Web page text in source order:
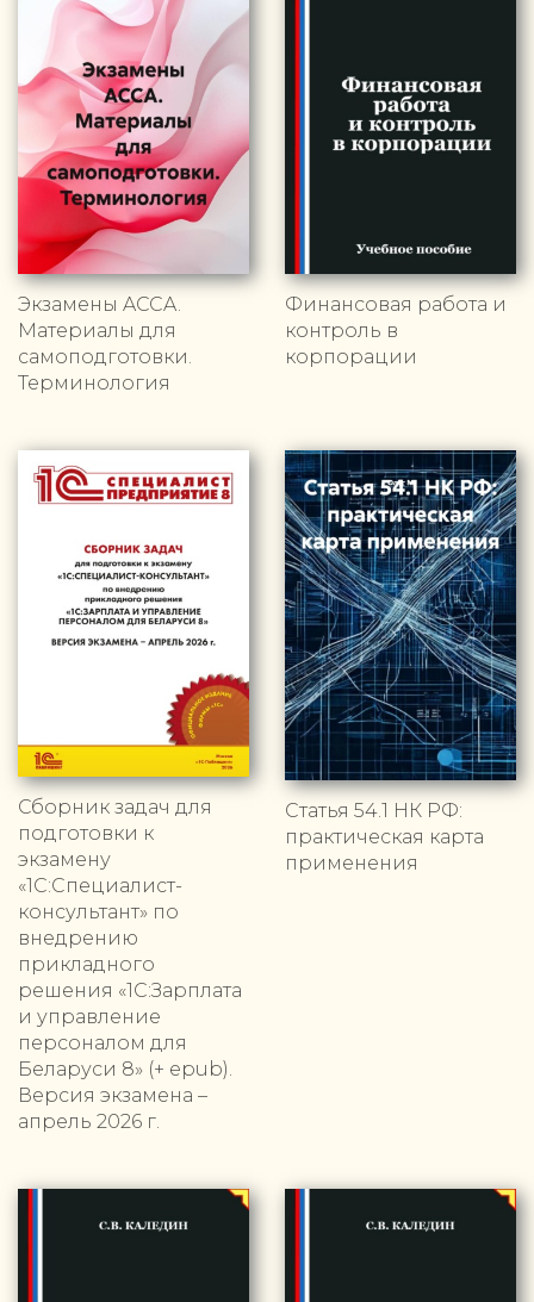
Экзамены ACCA.
Материалы для
самоподготовки.
Терминология
Финансовая работа и
контроль в
корпорации
Сборник задач для
подготовки к
экзамену
«1С:Специалист-
консультант» по
внедрению
прикладного
решения «1С:Зарплата
и управление
персоналом для
Беларуси 8» (+ epub).
Версия экзамена –
апрель 2026 г.
Статья 54.1 НК РФ:
практическая карта
применения